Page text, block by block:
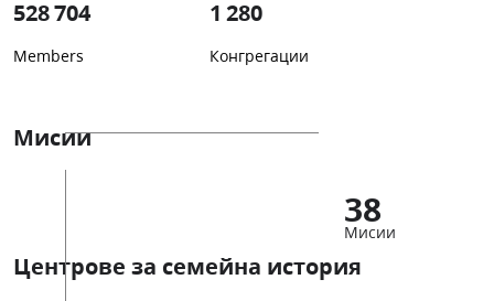
528 704
Members
1 280
Конгрегации
Мисии
38
Мисии
Центрове за семейна история